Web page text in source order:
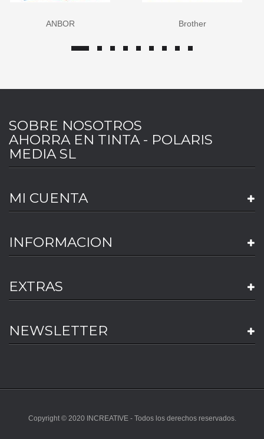
ANBOR Brother
SOBRE NOSOTROS
AHORRA EN TINTA - POLARIS
MEDIA SL
MI CUENTA
INFORMACION
EXTRAS
NEWSLETTER
Copyright © 2020 INCREATIVE - Todos los derechos reservados.